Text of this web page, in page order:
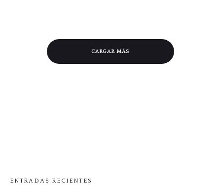
CARGAR MÁS
ENTRADAS RECIENTES